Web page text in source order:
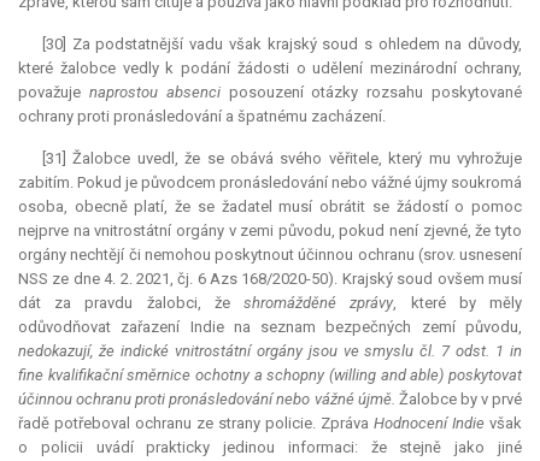
[30] Za podstatnější vadu však krajský soud s ohledem na důvody,
které žalobce vedly k podání žádosti o udělení mezinárodní ochrany,
považuje naprostou absenciposouzení otázky rozsahu poskytované
ochrany proti pronásledování a špatnému zacházení.
[31] Žalobce uvedl, že se obává svého věřitele, který mu vyhrožuje
zabitím. Pokud je původcem pronásledování nebo vážné újmy soukromá
osoba, obecně platí, že se žadatel musí obrátit se žádostí o pomoc
nejprve na vnitrostátní orgány v zemi původu, pokud není zjevné, že tyto
orgány nechtějí či nemohou poskytnout účinnou ochranu (srov. usnesení
NSS ze dne 4. 2. 2021, čj. 6 Azs 168/2020-50). Krajský soud ovšem musí
dát za pravdu žalobci, žeshromážděné zprávy, které by měly
odůvodňovat zařazení Indie na seznam bezpečných zemí původu,
nedokazují, že indické vnitrostátní orgány jsou ve smyslu čl. 7 odst. 1 in
fine kvalifikační směrnice ochotny a schopny (willing and able) poskytovat
účinnou ochranu proti pronásledování nebo vážné újmě. Žalobce by v prvé
řadě potřeboval ochranu ze strany policie. Zpráva Hodnocení Indie však
o policii uvádí prakticky jedinou informaci: že stejně jako jiné